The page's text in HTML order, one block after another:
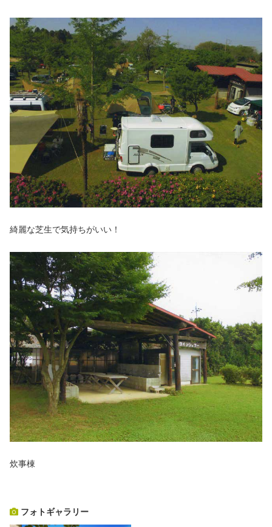
綺麗な芝生で気持ちがいい！
炊事棟
フォトギャラリー